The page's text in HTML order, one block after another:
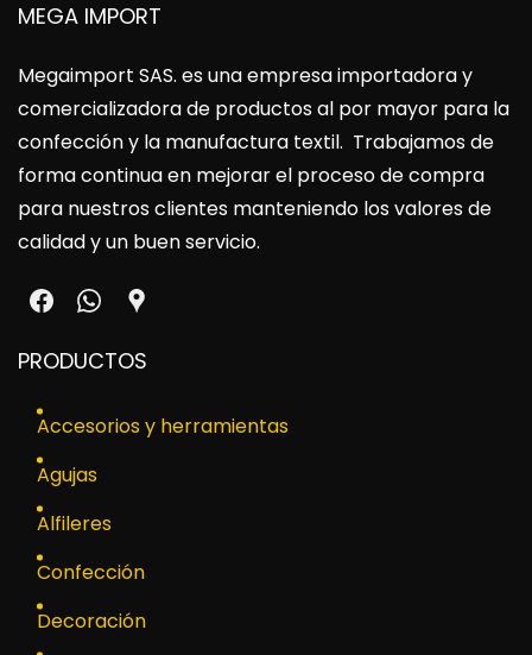
MEGA IMPORT
Megaimport SAS. es una empresa importadora y
comercializadora de productos al por mayor para la
confección y la manufactura textil. Trabajamos de
forma continua en mejorar el proceso de compra
para nuestros clientes manteniendo los valores de
calidad y un buen servicio.
PRODUCTOS
Accesorios y herramientas
Agujas
Alfileres
Confección
Decoración